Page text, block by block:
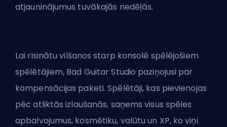
atjauninājumus tuvākajās nedēļās.
Lai risinātu vilšanos starp konsolē spēlējošiem
spēlētājiem, Bad Guitar Studio paziņojusi par
kompensācijas paketi. Spēlētāji, kas pievienojas
pēc atliktās izlaušanās, saņems visus spēles
apbalvojumus, kosmētiku, valūtu un XP, ko viņi